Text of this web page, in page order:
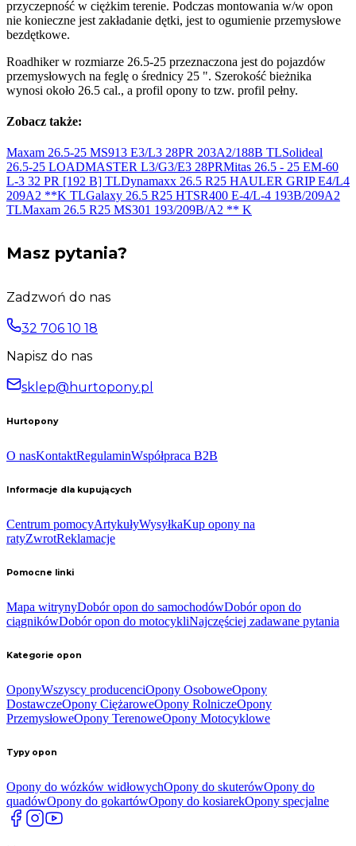
przyczepność w ciężkim terenie. Podczas montowania w/w opon
nie konieczne jest zakładanie dętki, jest to ogumienie przemysłowe
bezdętkowe.
Roadhiker w rozmiarze 26.5-25 przeznaczona jest do pojazdów
przemysłowych na feglę o średnicy 25 ". Szerokość bieżnika
wynosi około 26.5 cal., a profil opony to tzw. profil pełny.
Zobacz także:
Maxam 26.5-25 MS913 E3/L3 28PR 203A2/188B TLSolideal
26.5-25 LOADMASTER L3/G3/E3 28PRMitas 26.5 - 25 EM-60
L-3 32 PR [192 B] TLDynamaxx 26.5 R25 HAULER GRIP E4/L4
209A2 **K TLGalaxy 26.5 R25 HTSR400 E-4/L-4 193B/209A2
TLMaxam 26.5 R25 MS301 193/209B/A2 ** K
Masz pytania?
Zadzwoń do nas
32 706 10 18
Napisz do nas
sklep@hurtopony.pl
Hurtopony
O nasKontaktRegulaminWspółpraca B2B
Informacje dla kupujących
Centrum pomocyArtykułyWysyłkaKup opony na
ratyZwrotReklamacje
Pomocne linki
Mapa witrynyDobór opon do samochodówDobór opon do
ciągnikówDobór opon do motocykliNajczęściej zadawane pytania
Kategorie opon
OponyWszyscy producenciOpony OsoboweOpony
DostawczeOpony CiężaroweOpony RolniczeOpony
PrzemysłoweOpony TerenoweOpony Motocyklowe
Typy opon
Opony do wózków widłowychOpony do skuterówOpony do
quadówOpony do gokartówOpony do kosiarekOpony specjalne